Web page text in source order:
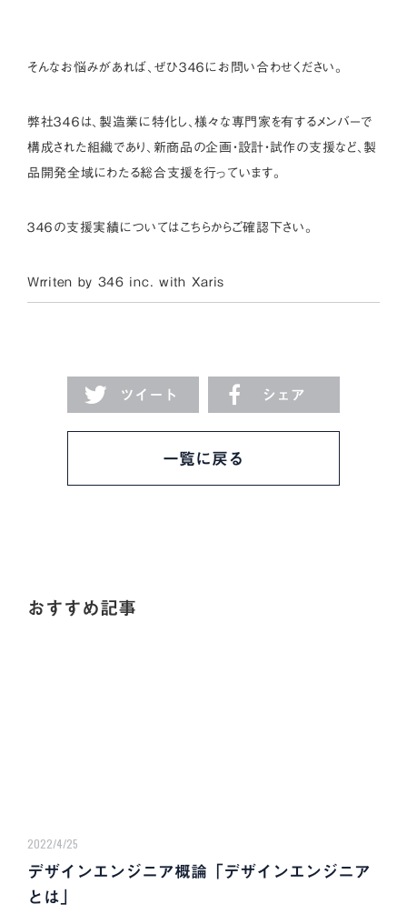
そんなお悩みがあれば、ぜひ３４６にお問い合わせください。
弊社３４６は、製造業に特化し、様々な専門家を有するメンバーで
構成された組織であり、新商品の企画・設計・試作の支援など、製
品開発全域にわたる総合支援を行っています。
３４６の支援実績についてはこちらからご確認下さい。
Wrriten by 346 inc. with Xaris
ツイート シェア
一覧に戻る
おすすめ記事
2022/4/25
デザインエンジニア概論「デザインエンジニア
とは」